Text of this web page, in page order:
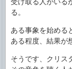
受け取る人がいる
る。
ある事象を始める
ある程度、結果が
そうです、クリス